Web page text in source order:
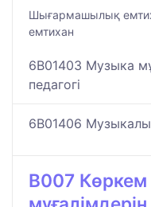
Шығармашылық
емтихан
6B01403 Музыка
педагогі
6B01406
B007